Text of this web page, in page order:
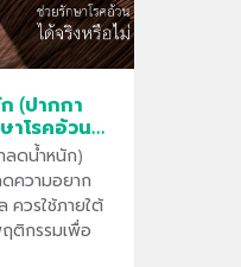
(ปากกา
าโรคอ้วน
ลดน้ำหนัก)
ความอยาก
ควรใช้ภายใต้
ติกรรมเพื่อ